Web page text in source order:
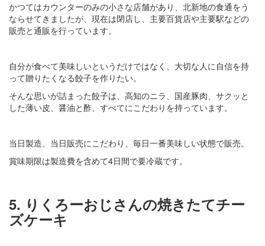
かつてはカウンターのみの小さな店舗があり、北新地の食通をう
ならせてきましたが、現在は閉店し、主要百貨店や主要駅などの
販売と通販を行っています。
自分が食べて美味しいというだけではなく、大切な人に自信を持
って贈りたくなる餃子を作りたい。
そんな思いが詰まった餃子は、高知のニラ、国産豚肉、サクッと
した薄い皮、醤油と酢、すべてにこだわりを持っています。
当日製造、当日販売にこだわり、毎日一番美味しい状態で販売。
賞味期限は製造費を含めて4日間で要冷蔵です。
5. りくろーおじさんの焼きたてチー
ズケーキ